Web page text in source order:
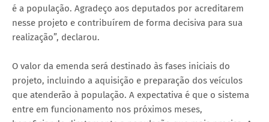
é a população. Agradeço aos deputados por acreditarem
nesse projeto e contribuírem de forma decisiva para sua
realização”, declarou.
O valor da emenda será destinado às fases iniciais do
projeto, incluindo a aquisição e preparação dos veículos
que atenderão à população. A expectativa é que o sistema
entre em funcionamento nos próximos meses,